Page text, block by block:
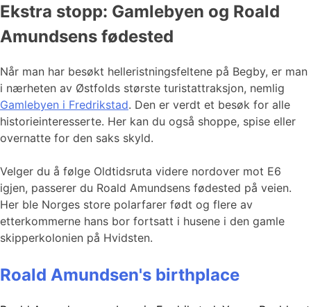
Ekstra stopp: Gamlebyen og Roald
Amundsens fødested
Når man har besøkt helleristningsfeltene på Begby, er man
i nærheten av Østfolds største turistattraksjon, nemlig
Gamlebyen i Fredrikstad. Den er verdt et besøk for alle
historieinteresserte. Her kan du også shoppe, spise eller
overnatte for den saks skyld.
Velger du å følge Oldtidsruta videre nordover mot E6
igjen, passerer du Roald Amundsens fødested på veien.
Her ble Norges store polarfarer født og flere av
etterkommerne hans bor fortsatt i husene i den gamle
skipperkolonien på Hvidsten.
Roald Amundsen's birthplace